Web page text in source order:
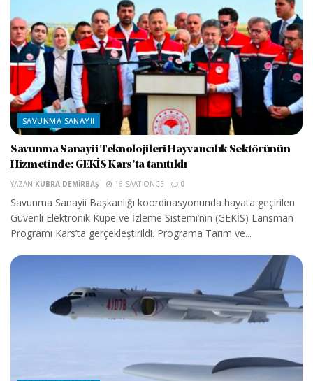
SAVUNMA SANAYII
Savunma Sanayii Teknolojileri Hayvancılık Sektörünün
Hizmetinde: GEKİS Kars’ta tanıtıldı
YAZAN KÜBRA DEMIRBAŞ 16 SAAT ÖNCE 0
Savunma Sanayii Başkanlığı koordinasyonunda hayata geçirilen
Güvenli Elektronik Küpe ve İzleme Sistemi’nin (GEKİS) Lansman
Programı Kars’ta gerçekleştirildi. Programa Tarım ve...